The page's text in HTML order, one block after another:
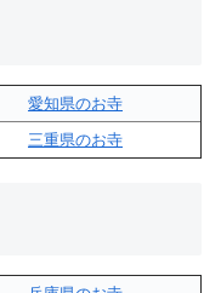
愛知県のお寺
三重県のお寺